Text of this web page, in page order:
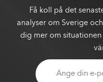
Få koll på det
analyser om Sverige
dig mer om